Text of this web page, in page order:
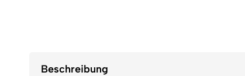
Beschreibung